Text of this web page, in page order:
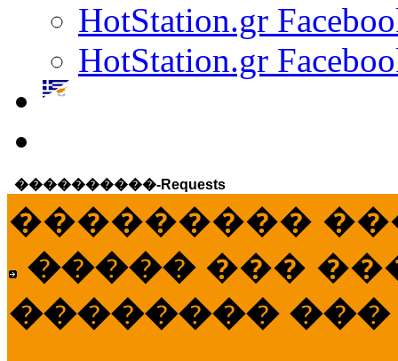
HotStation.gr
HotStation.gr
����������-Requests
���������
����� ���
��������